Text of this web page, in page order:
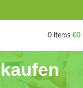
0 items €0